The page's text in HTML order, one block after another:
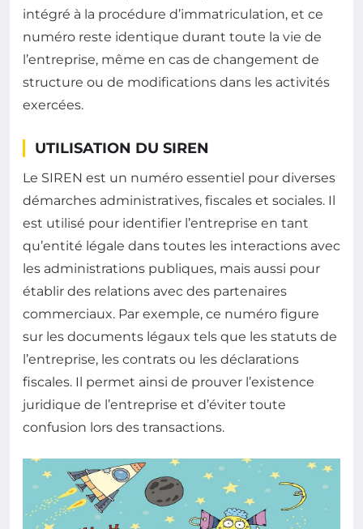
intégré à la procédure d’immatriculation, et ce
numéro reste identique durant toute la vie de
l’entreprise, même en cas de changement de
structure ou de modifications dans les activités
exercées.
UTILISATION DU SIREN
Le SIREN est un numéro essentiel pour diverses
démarches administratives, fiscales et sociales. Il
est utilisé pour identifier l’entreprise en tant
qu’entité légale dans toutes les interactions avec
les administrations publiques, mais aussi pour
établir des relations avec des partenaires
commerciaux. Par exemple, ce numéro figure
sur les documents légaux tels que les statuts de
l’entreprise, les contrats ou les déclarations
fiscales. Il permet ainsi de prouver l’existence
juridique de l’entreprise et d’éviter toute
confusion lors des transactions.